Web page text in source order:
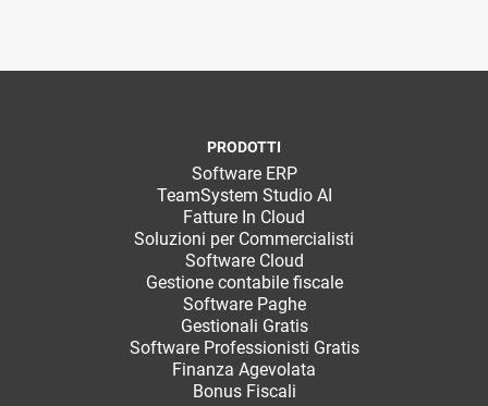
PRODOTTI
Software ERP
TeamSystem Studio AI
Fatture In Cloud
Soluzioni per Commercialisti
Software Cloud
Gestione contabile fiscale
Software Paghe
Gestionali Gratis
Software Professionisti Gratis
Finanza Agevolata
Bonus Fiscali